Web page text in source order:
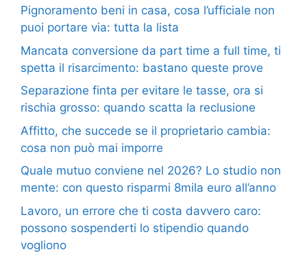
Pignoramento beni in casa, cosa l’ufficiale non
puoi portare via: tutta la lista
Mancata conversione da part time a full time, ti
spetta il risarcimento: bastano queste prove
Separazione finta per evitare le tasse, ora si
rischia grosso: quando scatta la reclusione
Affitto, che succede se il proprietario cambia:
cosa non può mai imporre
Quale mutuo conviene nel 2026? Lo studio non
mente: con questo risparmi 8mila euro all’anno
Lavoro, un errore che ti costa davvero caro:
possono sospenderti lo stipendio quando
vogliono